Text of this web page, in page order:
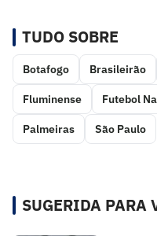
TUDO SOBRE
Botafogo Brasileirão
Fluminense Futebol
Palmeiras São Paulo
SUGERIDA PARA